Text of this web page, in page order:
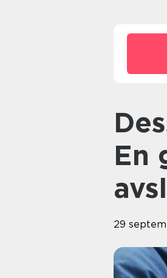
Dessert förbereda dagen innan:
En
29